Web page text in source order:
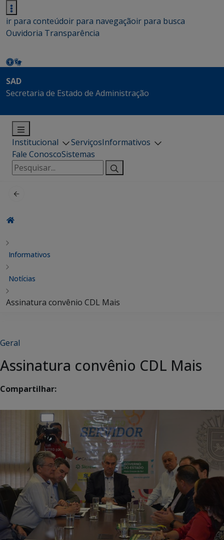
ir para conteúdoir para navegaçãoir para busca
Ouvidoria Transparência
SAD
Secretaria de Estado de Administração
Institucional ServiçosInformativos
Fale ConoscoSistemas
Pesquisar
por:
Informativos
Notícias
Assinatura convênio CDL Mais
Geral
Assinatura convênio CDL Mais
Compartilhar: